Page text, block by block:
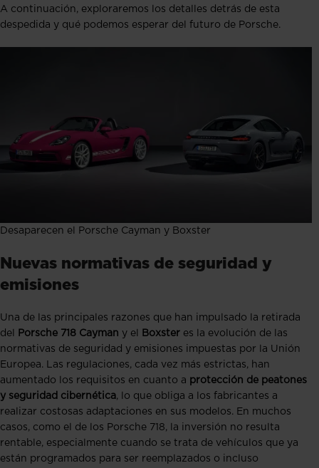
A continuación, exploraremos los detalles detrás de esta
despedida y qué podemos esperar del futuro de Porsche.
Desaparecen el Porsche Cayman y Boxster
Nuevas normativas de seguridad y
emisiones
Una de las principales razones que han impulsado la retirada
del
Porsche 718 Cayman y el Boxster es la evolución de las
normativas de seguridad y emisiones impuestas por la Unión
Europea. Las regulaciones, cada vez más estrictas, han
aumentado los requisitos en cuanto a protección de peatones
y seguridad cibernética, lo que obliga a los fabricantes a
realizar costosas adaptaciones en sus modelos. En muchos
casos, como el de los Porsche 718, la inversión no resulta
rentable, especialmente cuando se trata de vehículos que ya
están programados para ser reemplazados o incluso